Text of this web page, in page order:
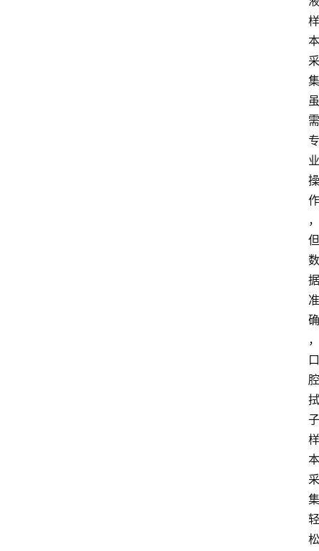
样
本
采
集
虽
需
专
业
操
作
，
但
数
据
准
确
，
口
腔
拭
子
样
本
采
集
轻
松